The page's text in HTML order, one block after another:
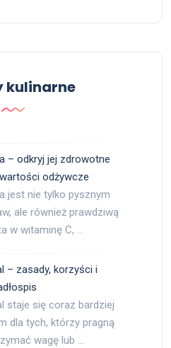
kulinarne
– odkryj jej zdrowotne
odżywcze
jest nie tylko pysznym
ale również prawdziwą
w witaminę C, …
– zasady, korzyści i
staje się coraz bardziej
dla tych, którzy pragną
wagę lub …